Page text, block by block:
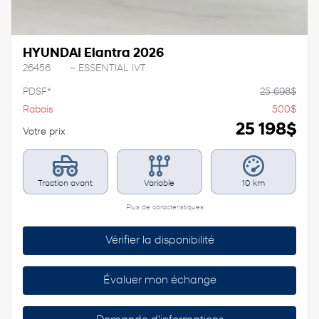
HYUNDAI Elantra 2026
26456 – ESSENTIAL IVT
PDSF* 25 698$
Rabais
500$
Votre prix 25 198$
Traction avant Variable 10 km
Plus de caractéristiques
Vérifier la disponibilité
Évaluer mon échange